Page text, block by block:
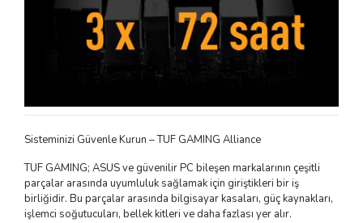
Sisteminizi Güvenle Kurun – TUF GAMING Alliance
TUF GAMING; ASUS ve güvenilir PC bileşen markalarının çeşitli
parçalar arasında uyumluluk sağlamak için giriştikleri bir iş
birliğidir. Bu parçalar arasında bilgisayar kasaları, güç kaynakları,
işlemci soğutucuları, bellek kitleri ve daha fazlası yer alır.